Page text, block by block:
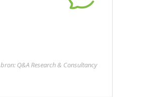
bron: Q&A Research & Consultancy